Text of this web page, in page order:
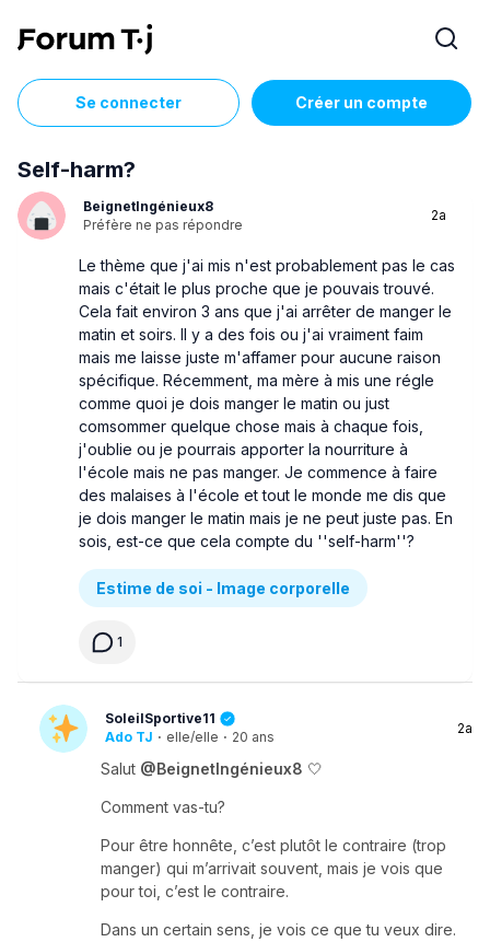
Se connecter Créer un compte
Self-harm?
BeignetIngénieux8
Préfère ne pas répondre
2a
Le thème que j'ai mis n'est probablement pas le cas
mais c'était le plus proche que je pouvais trouvé.
Cela fait environ 3 ans que j'ai arrêter de manger le
matin et soirs. Il y a des fois ou j'ai vraiment faim
mais me laisse juste m'affamer pour aucune raison
spécifique. Récemment, ma mère à mis une régle
comme quoi je dois manger le matin ou just
comsommer quelque chose mais à chaque fois,
j'oublie ou je pourrais apporter la nourriture à
l'école mais ne pas manger. Je commence à faire
des malaises à l'école et tout le monde me dis que
je dois manger le matin mais je ne peut juste pas. En
sois, est-ce que cela compte du ''self-harm''?
Estime de soi - Image corporelle
1
SoleilSportive11
Ado TJ · elle/elle · 20 ans
2a
Salut @BeignetIngénieux8 🤍
Comment vas-tu?
Pour être honnête, c’est plutôt le contraire (trop
manger) qui m’arrivait souvent, mais je vois que
pour toi, c’est le contraire.
Dans un certain sens, je vois ce que tu veux dire.